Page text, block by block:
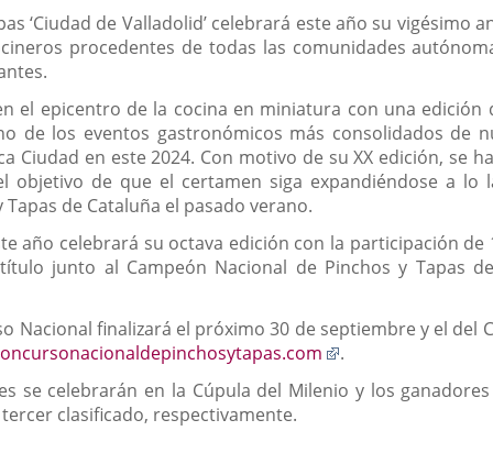
‘Ciudad de Valladolid’ celebrará este año su vigésimo
procedentes de todas las comunidades
el epicentro de la cocina en miniatura con una
de los eventos gastronómicos más consolidados
Ciudad en este 2024. Con motivo de su XX edición,
objetivo de que el certamen siga expandiéndose a
de Cataluña el pasado verano.
año celebrará su octava edición con la participación
junto al Campeón Nacional de Pinchos y Tapas
Nacional finalizará el próximo 30 de septiembre y el del
Enlace
una
.
se celebrarán en la Cúpula del Milenio y los
clasificado, respectivamente.